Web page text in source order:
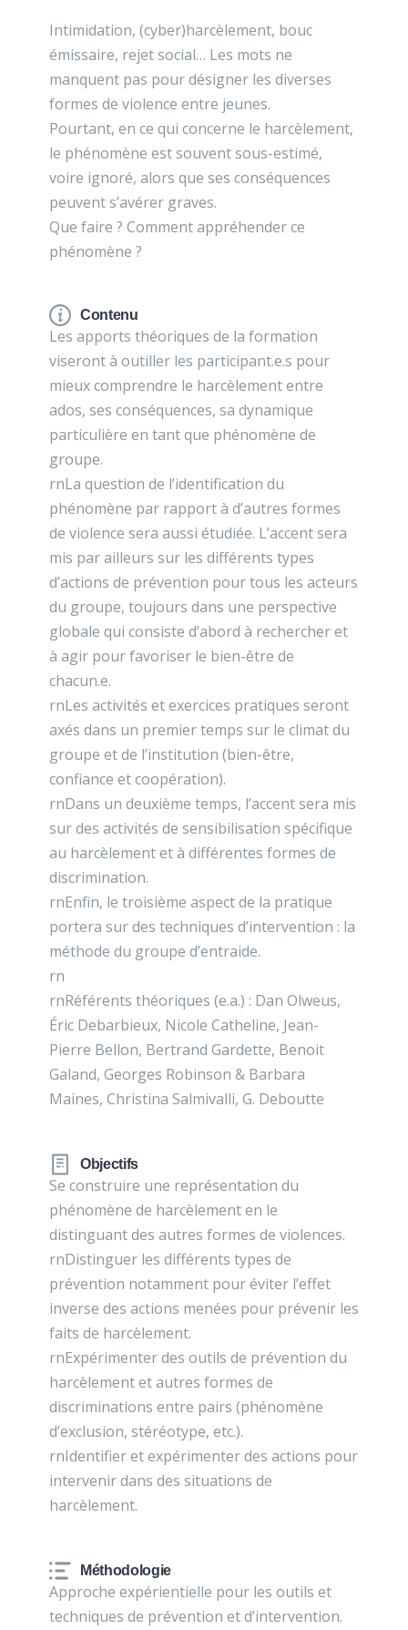
Intimidation, (cyber)harcèlement, bouc
émissaire, rejet social… Les mots ne
manquent pas pour désigner les diverses
formes de violence entre jeunes.
Pourtant, en ce qui concerne le harcèlement,
le phénomène est souvent sous-estimé,
voire ignoré, alors que ses conséquences
peuvent s’avérer graves.
Que faire ? Comment appréhender ce
phénomène ?
Contenu
Les apports théoriques de la formation
viseront à outiller les participant.e.s pour
mieux comprendre le harcèlement entre
ados, ses conséquences, sa dynamique
particulière en tant que phénomène de
groupe.
rnLa question de l’identification du
phénomène par rapport à d’autres formes
de violence sera aussi étudiée. L’accent sera
mis par ailleurs sur les différents types
d’actions de prévention pour tous les acteurs
du groupe, toujours dans une perspective
globale qui consiste d’abord à rechercher et
à agir pour favoriser le bien-être de
chacun.e.
rnLes activités et exercices pratiques seront
axés dans un premier temps sur le climat du
groupe et de l’institution (bien-être,
confiance et coopération).
rnDans un deuxième temps, l’accent sera mis
sur des activités de sensibilisation spécifique
au harcèlement et à différentes formes de
discrimination.
rnEnfin, le troisième aspect de la pratique
portera sur des techniques d’intervention : la
méthode du groupe d’entraide.
rn
rnRéférents théoriques (e.a.) : Dan Olweus,
Éric Debarbieux, Nicole Catheline, Jean-
Pierre Bellon, Bertrand Gardette, Benoit
Galand, Georges Robinson & Barbara
Maines, Christina Salmivalli, G. Deboutte
Objectifs
Se construire une représentation du
phénomène de harcèlement en le
distinguant des autres formes de violences.
rnDistinguer les différents types de
prévention notamment pour éviter l’effet
inverse des actions menées pour prévenir les
faits de harcèlement.
rnExpérimenter des outils de prévention du
harcèlement et autres formes de
discriminations entre pairs (phénomène
d’exclusion, stéréotype, etc.).
rnIdentifier et expérimenter des actions pour
intervenir dans des situations de
harcèlement.
Méthodologie
Approche expérientielle pour les outils et
techniques de prévention et d’intervention.